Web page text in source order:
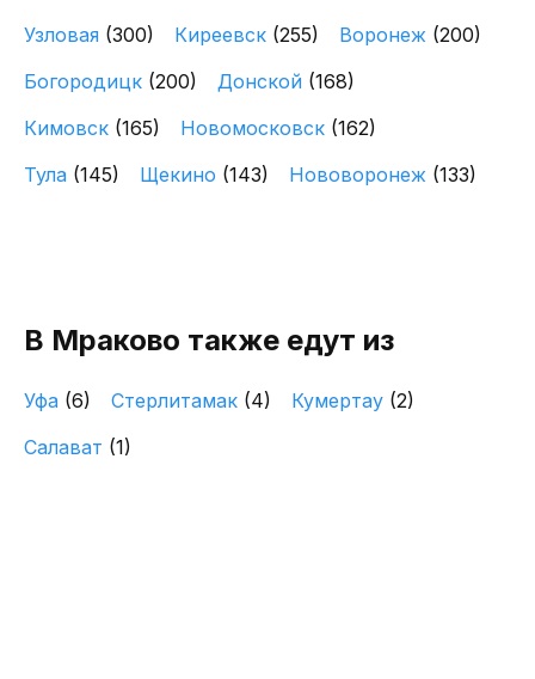
Узловая (300) Киреевск (255) Воронеж (200)
Богородицк (200) Донской (168)
Кимовск (165) Новомосковск (162)
Тула (145) Щекино (143) Нововоронеж (133)
В Мраково также едут из
Уфа (6) Стерлитамак (4) Кумертау (2)
Салават (1)